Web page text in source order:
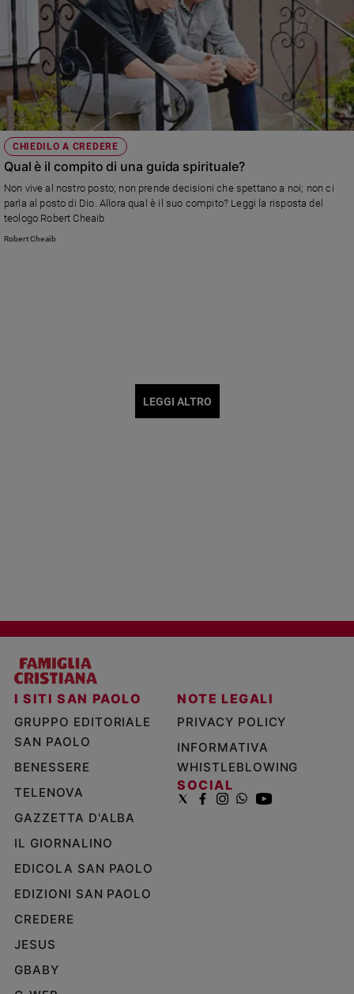
CHIEDILO A CREDERE
Qual è il compito di una guida spirituale?
Non vive al nostro posto; non prende decisioni che spettano a noi; non ci
parla al posto di Dio. Allora qual è il suo compito? Leggi la risposta del
teologo Robert Cheaib
Robert Cheaib
LEGGI ALTRO
I SITI SAN PAOLO
GRUPPO EDITORIALE
SAN PAOLO
BENESSERE
TELENOVA
GAZZETTA D'ALBA
IL GIORNALINO
EDICOLA SAN PAOLO
EDIZIONI SAN PAOLO
CREDERE
JESUS
GBABY
NOTE LEGALI
PRIVACY POLICY
INFORMATIVA
WHISTLEBLOWING
SOCIAL